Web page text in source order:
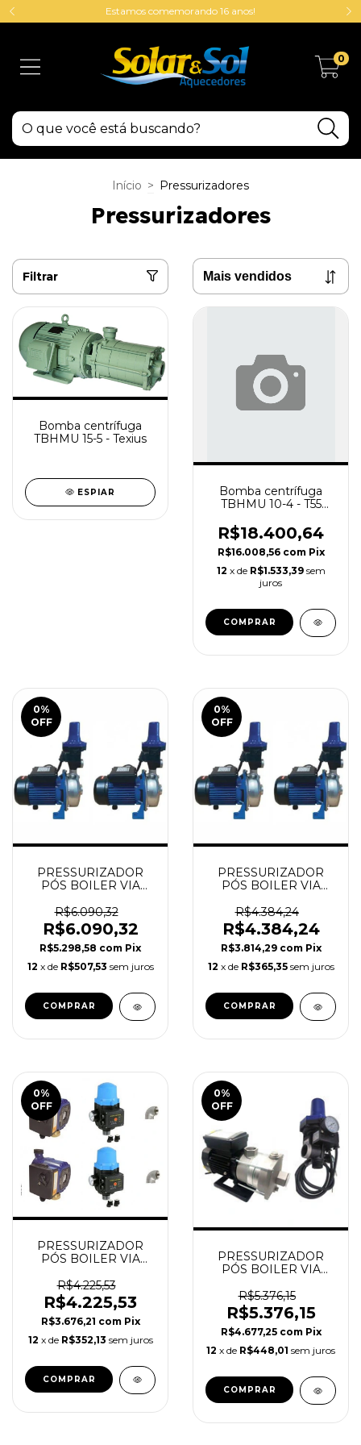
Estamos comemorando 16 anos!
0
Início > Pressurizadores
Pressurizadores
Filtrar
Bomba centrífuga
TBHMU 15-5 - Texius
ESPIAR
Bomba centrífuga
TBHMU 10-4 - T55
R$18.400,64
R$16.008,56 com Pix
12 x de R$1.533,39 sem
juros
0%
OFF
PRESSURIZADOR
PÓS BOILER VIA
PONTOS 1.2CV
ORBITEC (INOX)
R$6.090,32
R$6.090,32
R$5.298,58 com Pix
12 x de R$507,53 sem juros
0%
OFF
PRESSURIZADOR
PÓS BOILER VIA
PONTOS 0.5CV
ORBITEC (INOX)
R$4.384,24
R$4.384,24
R$3.814,29 com Pix
12 x de R$365,35 sem juros
0%
OFF
PRESSURIZADOR
PÓS BOILER VIA
PONTOS ORBITEC
(Latão)
R$4.225,53
R$4.225,53
R$3.676,21 com Pix
12 x de R$352,13 sem juros
0%
OFF
PRESSURIZADOR
PÓS BOILER VIA
PONTOS ORBITEC
(INOX)
R$5.376,15
R$5.376,15
R$4.677,25 com Pix
12 x de R$448,01 sem juros